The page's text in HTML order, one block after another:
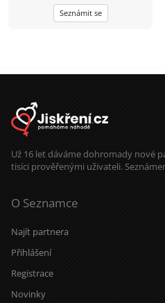
Seznámit se
Už 16 let dáváme dohromady nové
tisíci prověřenými uživateli.
O Seznamce
Najít partnera
Přihlášení
Registrace
Novinky